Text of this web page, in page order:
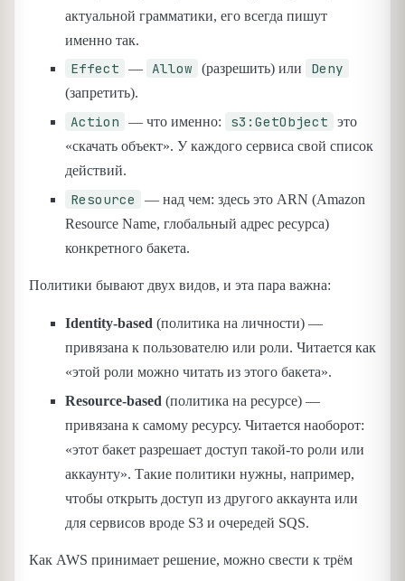
актуальной грамматики, его всегда пишут
именно так.
Effect — Allow (разрешить) или Deny
(запретить).
Action — что именно: s3:GetObject
это
«скачать объект». У каждого сервиса свой список
действий.
Resource
— над чем: здесь это ARN (Amazon
Resource Name, глобальный адрес ресурса)
конкретного бакета.
Политики бывают двух видов, и эта пара важна:
Identity-based (политика на личности) —
привязана к пользователю или роли. Читается как
«этой роли можно читать из этого бакета».
Resource-based (политика на ресурсе) —
привязана к самому ресурсу. Читается наоборот:
«этот бакет разрешает доступ такой-то роли или
аккаунту». Такие политики нужны, например,
чтобы открыть доступ из другого аккаунта или
для сервисов вроде S3 и очередей SQS.
Как AWS принимает решение, можно свести к трём